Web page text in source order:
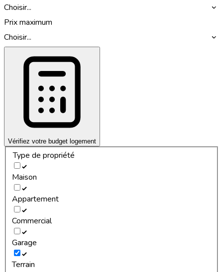
Choisir...
Prix maximum
Choisir...
Vérifiez votre budget logement
Type de propriété
Maison
Appartement
Commercial
Garage
Terrain